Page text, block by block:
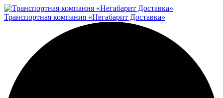
Транспортная компания «Негабарит Доставка»